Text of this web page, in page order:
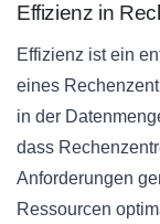
Effizienz in
Effizienz ist ein
eines
in der
dass
Anforderungen
Ressourcen